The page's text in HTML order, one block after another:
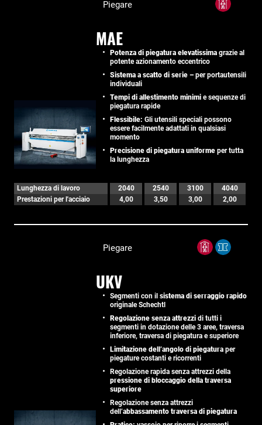
Piegare
MAE
Potenza di piegatura elevatissima grazie al
potente azionamento eccentrico
Sistema a scatto di serie – per portautensili
individuali
Tempi di allestimento minimi e sequenze di
piegatura rapide
Flessibile: Gli utensili speciali possono
essere facilmente adattati in qualsiasi
momento
Precisione di piegatura uniforme per tutta
la lunghezza
Lunghezza di lavoro 2040 2540 3100
4040
Prestazioni per l'acciaio
4,00 3,50 3,00 2,00
Piegare
UKV
Segmenti con il sistema di serraggio rapido
originale Schechtl
Regolazione senza attrezzi di tutti i
segmenti in dotazione delle 3 aree, traversa
inferiore, traversa di piegatura e superiore
Limitazione dell’angolo di piegatura per
piegature costanti e ricorrenti
Regolazione rapida senza attrezzi della
pressione di bloccaggio della traversa
superiore
Regolazione senza attrezzi
dell’abbassamento traversa di piegatura